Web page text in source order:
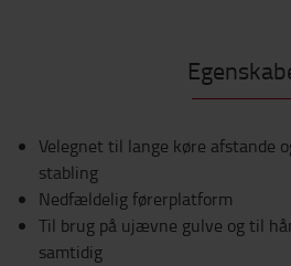
Velegnet til lange køre afstande
stabling
Nedfældelig førerplatform
Til brug på ujævne gulve og til
samtidig